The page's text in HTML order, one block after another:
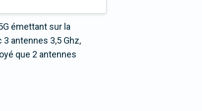
émettant sur la
antennes 3,5 Ghz,
que 2 antennes